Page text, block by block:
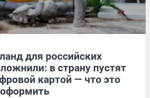
для российских
в страну пустят
картой — что это
оформить